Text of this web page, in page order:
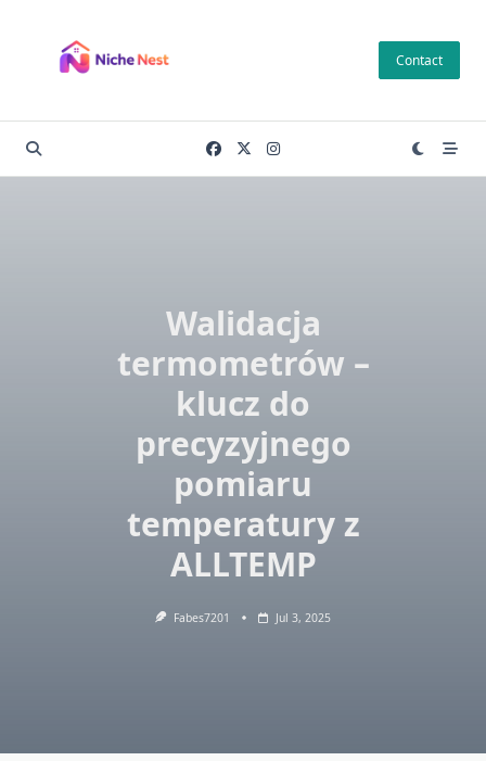
content
Contact
Walidacja
termometrów –
klucz do
precyzyjnego
pomiaru
temperatury z
ALLTEMP
Fabes7201 Jul 3, 2025